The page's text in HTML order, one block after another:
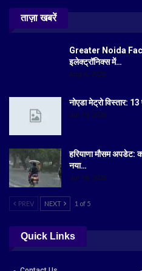
ताज़ा खबरें
Greater Noida
इलेक्ट्रॉनिक्स में…
Aug 6, 2026
नोएडा मेट्रो विस्तार:
Jul 19, 2026
हरियाणा मौसम अपडेट:
नया…
Jul 18, 2026
PREV NEXT 1 of 5
Quick Links